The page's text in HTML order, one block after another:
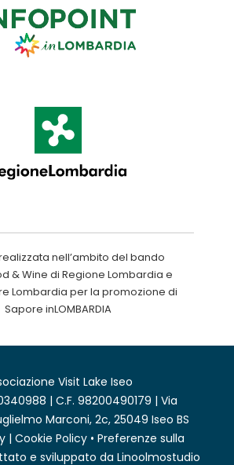
nell’ambito del bando
& Wine di Regione Lombardia e
Lombardia per la promozione di
Sapore inLOMBARDIA
Visit Lake Iseo
| C.F. 98200490179 | Via
Marconi, 2c, 25049 Iseo BS
| Cookie Policy • Preferenze sulla
e sviluppato da Linoolmostudio